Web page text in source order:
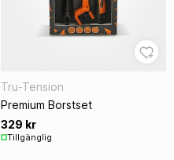
Tru-Tension
Premium Borstset
329 kr
Tillgänglig